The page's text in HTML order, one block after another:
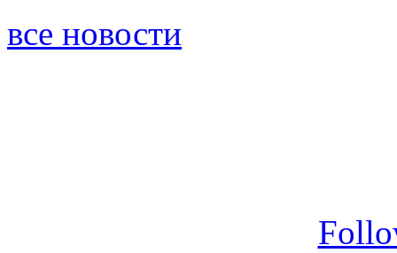
все новости